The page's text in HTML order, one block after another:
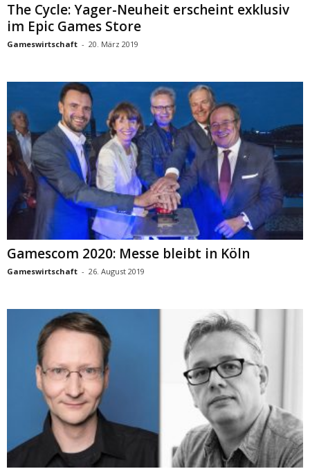
The Cycle: Yager-Neuheit erscheint exklusiv
im Epic Games Store
Gameswirtschaft - 20. März 2019
Gamescom 2020: Messe bleibt in Köln
Gameswirtschaft - 26. August 2019